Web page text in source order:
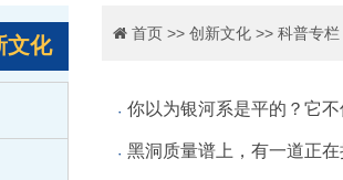
文化 首页>> 创新文化>> 科普专栏
你以为银河系是平的？它不
黑洞质量谱上，有一道正在